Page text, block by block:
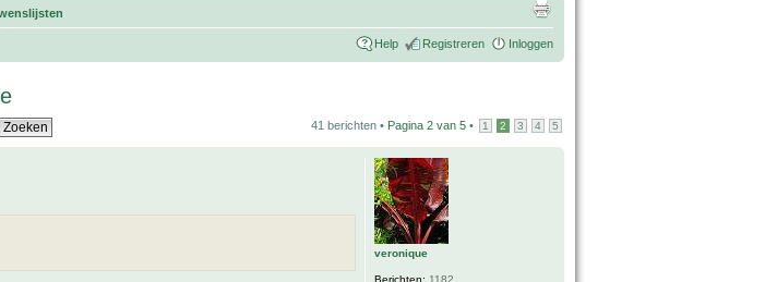
Help Registreren Inloggen
41 berichten • Pagina 2 van 5 • 1 2 3 4 5
veronique
Berichten: 1182